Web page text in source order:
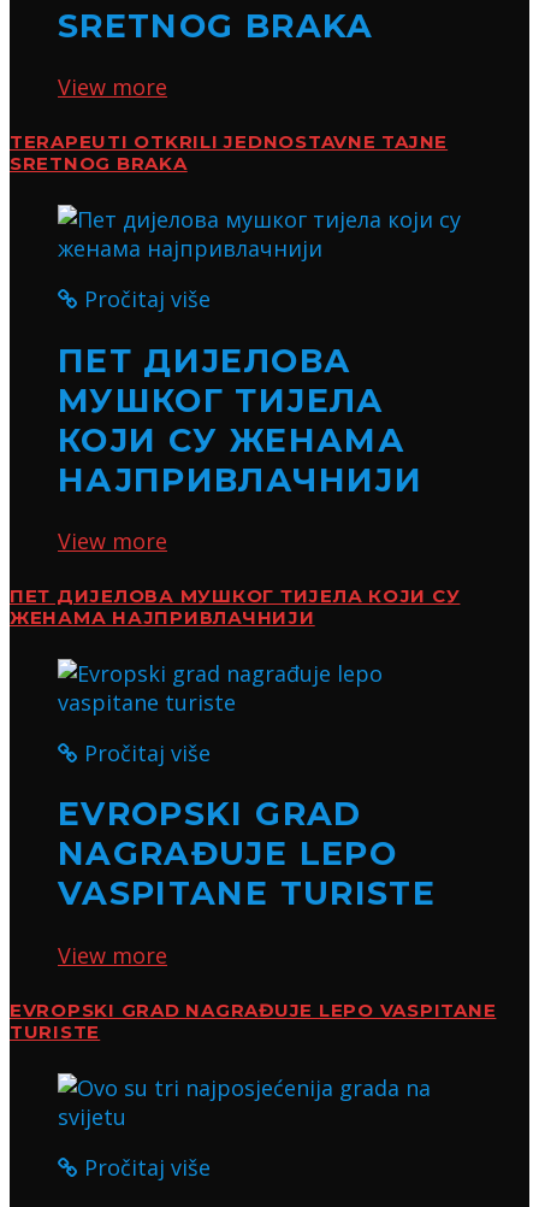
SRETNOG BRAKA
View more
TERAPEUTI OTKRILI JEDNOSTAVNE TAJNE
SRETNOG BRAKA
Pročitaj više
ПЕТ ДИЈЕЛОВА
МУШКОГ ТИЈЕЛА
КОЈИ СУ ЖЕНАМА
НАЈПРИВЛАЧНИЈИ
View more
ПЕТ ДИЈЕЛОВА МУШКОГ ТИЈЕЛА КОЈИ СУ
ЖЕНАМА НАЈПРИВЛАЧНИЈИ
Pročitaj više
EVROPSKI GRAD
NAGRAĐUJE LEPO
VASPITANE TURISTE
View more
EVROPSKI GRAD NAGRAĐUJE LEPO VASPITANE
TURISTE
Pročitaj više